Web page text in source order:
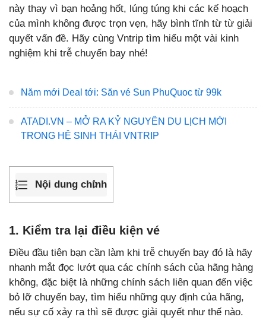
này thay vì bạn hoảng hốt, lúng túng khi các kế hoạch
của mình không được trọn vẹn, hãy bình tĩnh từ từ giải
quyết vấn đề. Hãy cùng Vntrip tìm hiểu một vài kinh
nghiệm khi trễ chuyến bay nhé!
Năm mới Deal tới: Săn vé Sun PhuQuoc từ 99k
ATADI.VN – MỞ RA KỶ NGUYÊN DU LỊCH MỚI
TRONG HỆ SINH THÁI VNTRIP
Nội dung chính
1. Kiểm tra lại điều kiện vé
Điều đầu tiên bạn cần làm khi trễ chuyến bay đó là hãy
nhanh mắt đọc lướt qua các chính sách của hãng hàng
không, đặc biệt là những chính sách liên quan đến việc
bỏ lỡ chuyến bay, tìm hiểu những quy định của hãng,
nếu sự cố xảy ra thì sẽ được giải quyết như thế nào.